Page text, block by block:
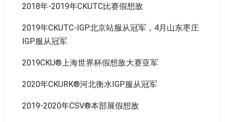
2018年-2019年CKUTC比赛假想敌
2019年CKUTC-IGP北京站服从冠军，4月山东枣庄
IGP服从冠军
2019CKU®上海世界杯假想敌大赛亚军
2020年CKURK®河北衡水IGP服从冠军
2019-2020年CSV®本部展假想敌